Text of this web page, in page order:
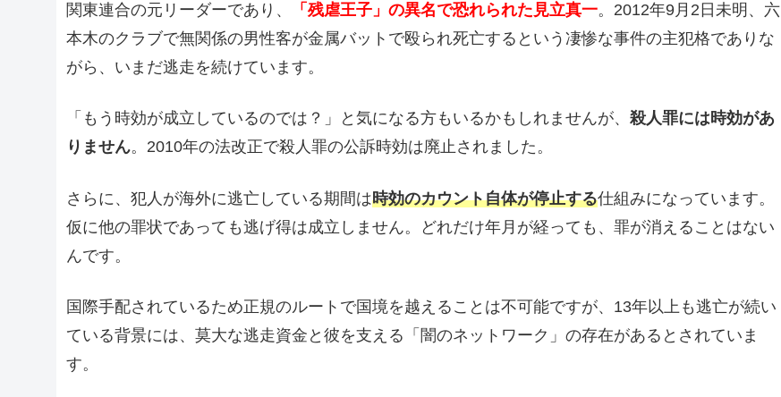
関東連合の元リーダーであり、 「残虐王子」の異名で恐れられた見立真一。2012年9月2日未明、六
本木のクラブで無関係の男性客が金属バットで殴られ死亡するという凄惨な事件の主犯格でありな
がら、いまだ逃走を続けています。
「もう時効が成立しているのでは？」と気になる方もいるかもしれませんが、 殺人罪には時効があ
りません。2010年の法改正で殺人罪の公訴時効は廃止されました。
さらに、犯人が海外に逃亡している期間は時効のカウント自体が停止する仕組みになっています。
仮に他の罪状であっても逃げ得は成立しません。どれだけ年月が経っても、罪が消えることはない
んです。
国際手配されているため正規のルートで国境を越えることは不可能ですが、13年以上も逃亡が続い
ている背景には、莫大な逃走資金と彼を支える「闇のネットワーク」の存在があるとされていま
す。